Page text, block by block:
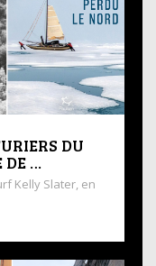
DU
DE …
Kelly Slater, en